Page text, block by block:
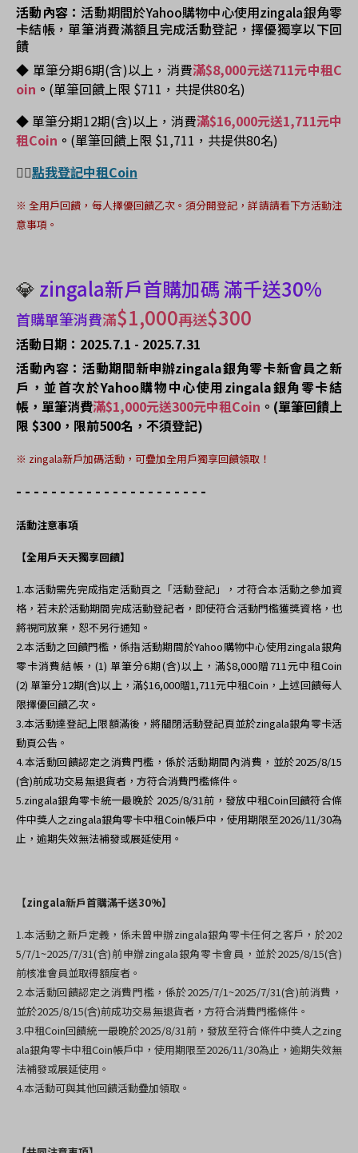
活動內容： 活動期間於Yahoo購物中心使用zingala銀角零
卡結帳，單筆消費滿額且完成活動登記，擇優獨享以下回
饋
◆ 單筆分期6期(含)以上，消費滿$8,000元送711元中租C
oin 。 (單筆回饋上限 $711，共提供80名)
◆ 單筆分期12期(含)以上， 消費滿$16,000元送1,711元中
租Coin 。 (單筆回饋上限 $1,711，共提供80名)
👉🏻點我登記中租Coin
※ 全用戶回饋，每人擇優回饋乙次。須分開登記，詳請請看下方活動注
意事項。
💎 zingala新戶首購加碼 滿千送30%
首購單筆消費滿$1,000再送$300
活動日期：2025.7.1 - 2025.7.31
活動內容：活動期間新申辦zingala銀角零卡新會員之新
戶，並首次於Yahoo購物中心使用zingala銀角零卡結
帳，單筆消費滿$1,000元送300元中租Coin 。 (單筆回饋上
限 $300，限前500名，不須登記)
※ zingala新戶加碼活動，可疊加全用戶獨享回饋領取！
- - - - - - - - - - - - - - - - - - - - - -
活動注意事項
【全用戶天天獨享回饋】
1.本活動需先完成指定活動頁之「活動登記」，才符合本活動之參加資
格，若未於活動期間完成活動登記者，即使符合活動門檻獲獎資格，也
將視同放棄，恕不另行通知。
2.本活動之回饋門檻，係指活動期間於Yahoo購物中心使用zingala銀角
零卡消費結帳，(1) 單筆分6期(含)以上，滿$8,000贈711元中租Coin
(2)單筆分12期(含)以上，滿$16,000贈1,711元中租Coin，上述回饋每人
限擇優回饋乙次。
3.本活動達登記上限額滿後，將關閉活動登記頁並於zingala銀角零卡活
動頁公告。
4.本活動回饋認定之消費門檻，係於活動期間內消費，並於2025/8/15
(含)前成功交易無退貨者，方符合消費門檻條件。
5.zingala銀角零卡統一最晚於 2025/8/31前，發放中租Coin回饋符合條
件中獎人之zingala銀角零卡中租Coin帳戶中，使用期限至2026/11/30為
止，逾期失效無法補發或展延使用。
【zingala新戶首購滿千送30%】
1.本活動之新戶定義，係未曾申辦zingala銀角零卡任何之客戶，於202
5/7/1~2025/7/31(含)前申辦zingala銀角零卡會員，並於2025/8/15(含)
前核准會員並取得額度者。
2.本活動回饋認定之消費門檻，係於2025/7/1~2025/7/31(含)前消費，
並於2025/8/15(含)前成功交易無退貨者，方符合消費門檻條件。
3.中租Coin回饋統一最晚於2025/8/31前，發放至符合條件中獎人之zing
ala銀角零卡中租Coin帳戶中，使用期限至2026/11/30為止，逾期失效無
法補發或展延使用。
4.本活動可與其他回饋活動疊加領取。